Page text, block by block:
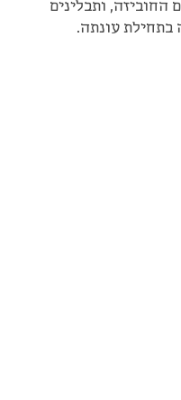
ותבלינים
בתחילת עונתה.